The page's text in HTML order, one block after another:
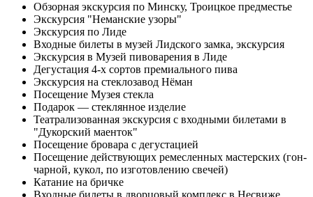
Об­зор­ная экскурсия по Мин­ску, Тро­иц­кое пред­ме­стье
Экс­кур­сия "Неманские узоры"
Экс­кур­сия по Ли­де
Вход­ные би­ле­ты в му­зей Лидского зам­ка, экскурсия
Экс­кур­сия в Музей пивоварения в Ли­де
Де­гу­ста­ция 4-х сортов премиального пи­ва
Экс­кур­сия на стеклозавод Нёман
По­се­ще­ние Музея стек­ла
Подарок — стеклянное из­де­лие
Театра­ли­зо­ван­ная экскурсия с вход­ны­ми би­ле­та­ми в
"Дукорский маенток"
По­се­ще­ние бровара с де­гу­ста­ци­ей
По­се­ще­ние дей­ству­ю­щих ре­мес­лен­ных ма­стер­ских (гон­
чар­ной, ку­кол, по из­го­тов­ле­нию све­чей)
Ка­та­ние на брич­ке
Вход­ные би­ле­ты в двор­цо­вый ком­плекс в Не­сви­же